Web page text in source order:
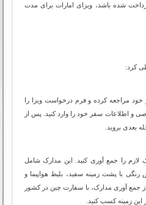
شده باشد، ویزای امارات برای مدت
کرد:
خود مراجعه کرده و فرم درخواست ویزا را
و اطلاعات سفر خود را وارد کنید. پس از
بعدی بروید.
لازم را جمع آوری کنید. این مدارک شامل
یک عکس رنگی با پشت زمینه سفید، بلیط هواپیما و
جمع آوری مدارک، با سفارت چین در کشور
زمینه کسب کنید.